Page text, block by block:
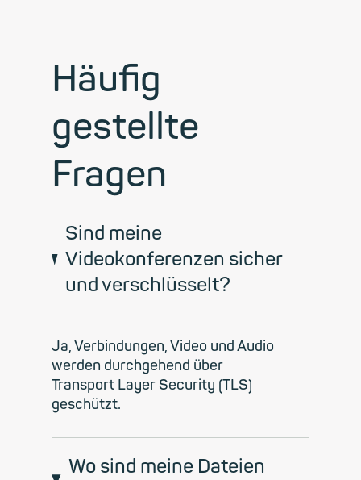
Häufig
gestellte
Fragen
Sind meine
Videokonferenzen sicher
und verschlüsselt?
Ja, Verbindungen, Video und Audio
werden durchgehend über
Transport Layer Security (TLS)
geschützt.
Wo sind meine Dateien